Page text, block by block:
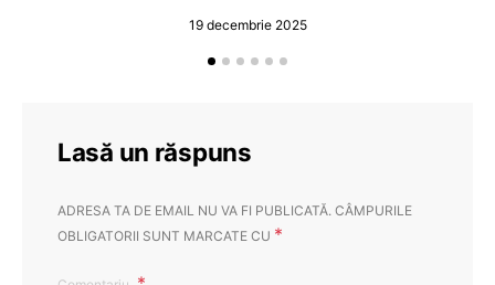
19 decembrie 2025
Lasă un răspuns
ADRESA TA DE EMAIL NU VA FI PUBLICATĂ. CÂMPURILE
OBLIGATORII SUNT MARCATE CU *